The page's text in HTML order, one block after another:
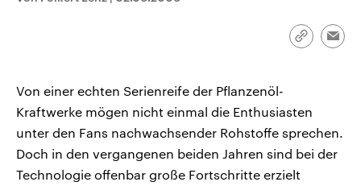
Wahl.
Link
Von einer echten Serienreife der Pflanzenöl-
Kraftwerke mögen nicht einmal die Enthusiasten
unter den Fans nachwachsender Rohstoffe sprechen.
Doch in den vergangenen beiden Jahren sind bei der
Technologie offenbar große Fortschritte erzielt